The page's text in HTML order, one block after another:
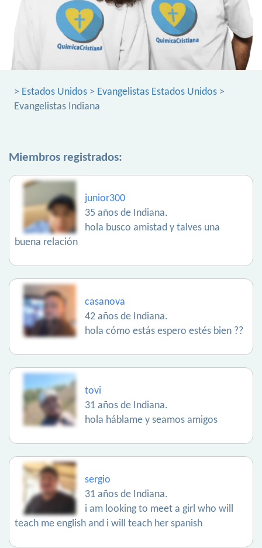
> Estados Unidos > Evangelistas Estados Unidos >
Evangelistas Indiana
Miembros registrados:
junior300
35 años de Indiana.
hola busco amistad y talves una
buena relación
casanova
42 años de Indiana.
hola cómo estás espero estés bien ??
tovi
31 años de Indiana.
hola háblame y seamos amigos
sergio
31 años de Indiana.
i am looking to meet a girl who will
teach me english and i will teach her spanish